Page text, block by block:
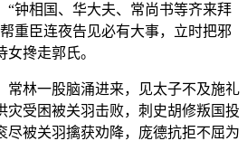
“钟相国、华大夫、常尚书等齐来拜
重臣连夜告见必有大事，立时把邪
搀走郭氏。
常林一股脑涌进来，见太子不及施礼
受困被关羽击败，刺史胡修叛国投
尽被关羽擒获劝降，庞德抗拒不屈为